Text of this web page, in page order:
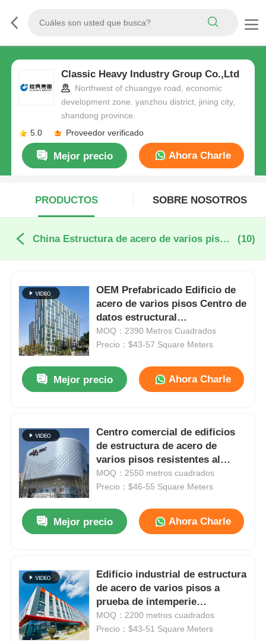
Classic Heavy Industry Group Co.,Ltd
Northwest of chuangye road, economic
development zone. yanzhou district, jining city,
shandong province.
5.0
Proveedor verificado
Mejor precio Ahora Charle
PRODUCTOS SOBRE NOSOTROS
China Estructura de acero de varios pisos (10)
OEM Prefabricado Edificio de
acero de varios pisos Centro de
datos estructural
Impermeabilización contra
incendios
MOQ：2390 Metros Cuadrados
Precio：$43-57 Square Meters
Mejor precio Ahora Charle
Centro comercial de edificios
de estructura de acero de
varios pisos resistentes al
fuego Fabricación prefabricada
ODM
MOQ：2550 metros cuadrados
Precio：$46-55 Square Meters
Mejor precio Ahora Charle
Edificio industrial de estructura
de acero de varios pisos a
prueba de intemperie
personalizado
MOQ：2200 metros cuadrados
Precio：$43-51 Square Meters